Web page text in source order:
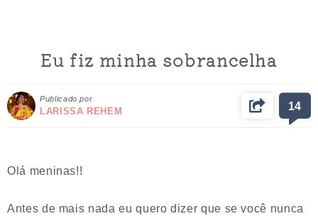
Eu fiz minha sobrancelha
Publicado por
LARISSA REHEM 14
Olá meninas!!
Antes de mais nada eu quero dizer que se você nunca